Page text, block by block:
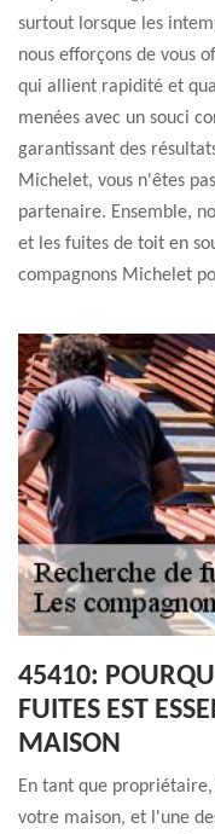
surtout lorsque les
nous efforçons de vous
qui allient rapidité et
menées avec un souci
garantissant des
Michelet, vous n'êtes
partenaire. Ensemble,
et les fuites de toit en
compagnons Michelet
45410:
FUITES EST
MAISON
En tant que
votre maison, et l'une